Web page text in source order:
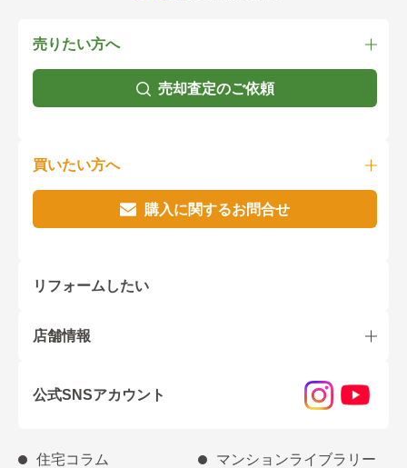
売りたい方へ
売却査定のご依頼
買いたい方へ
購入に関するお問合せ
リフォームしたい
店舗情報
公式SNSアカウント
住宅コラム マンションライブラリー